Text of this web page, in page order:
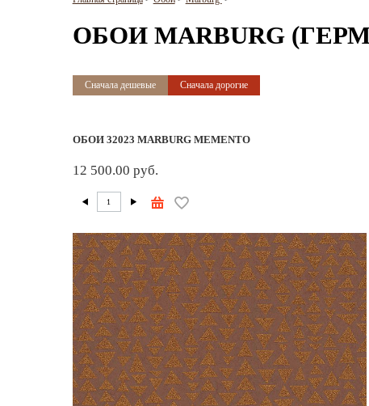
ОБОИ MARBURG
Сначала дешевые Сначала дорогие
ОБОИ 32023 MARBURG MEMENTO
12 500.00 руб.